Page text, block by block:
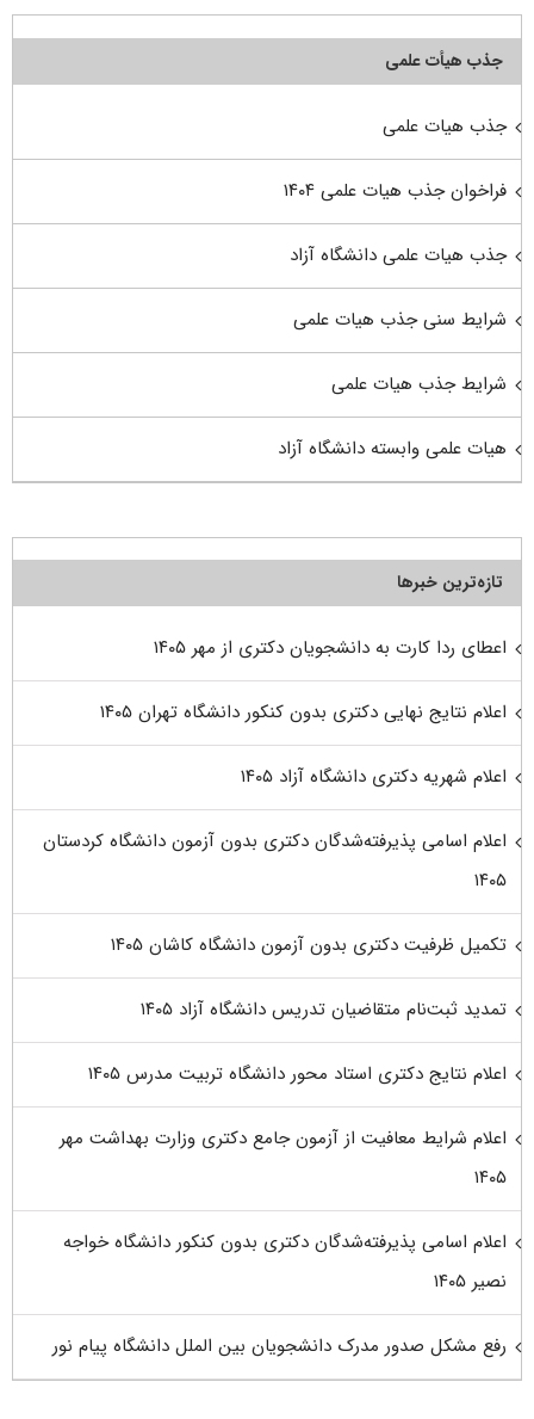
جذب هیأت علمی
جذب هیات علمی
فراخوان جذب هیات علمی ۱۴۰۴
جذب هیات علمی دانشگاه آزاد
شرایط سنی جذب هیات علمی
شرایط جذب هیات علمی
هیات علمی وابسته دانشگاه آزاد
تازه‌ترین خبرها
اعطای ردا کارت به دانشجویان دکتری از مهر ۱۴۰۵
اعلام نتایج نهایی دکتری بدون کنکور دانشگاه تهران ۱۴۰۵
اعلام شهریه دکتری دانشگاه آزاد ۱۴۰۵
اعلام اسامی پذیرفته‌شدگان دکتری بدون آزمون دانشگاه کردستان
۱۴۰۵
تکمیل ظرفیت دکتری بدون آزمون دانشگاه کاشان ۱۴۰۵
تمدید ثبت‌نام متقاضیان تدریس دانشگاه آزاد ۱۴۰۵
اعلام نتایج دکتری استاد محور دانشگاه تربیت مدرس ۱۴۰۵
اعلام شرایط معافیت از آزمون جامع دکتری وزارت بهداشت مهر
۱۴۰۵
اعلام اسامی پذیرفته‌شدگان دکتری بدون کنکور دانشگاه خواجه
نصیر ۱۴۰۵
رفع مشکل صدور مدرک دانشجویان بین الملل دانشگاه پیام نور